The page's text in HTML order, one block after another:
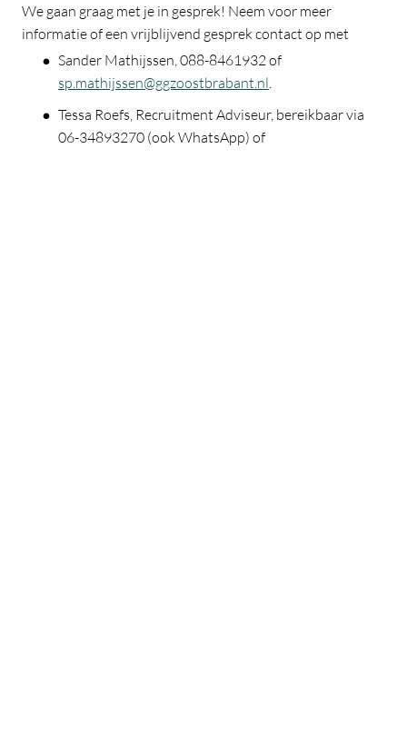
We gaan graag met je in gesprek! Neem voor meer
informatie of een vrijblijvend gesprek contact op met
Sander Mathijssen, 088-8461932 of
sp.mathijssen@ggzoostbrabant.nl
Tessa Roefs, Recruitment Adviseur, bereikbaar via
06-34893270 (ook WhatsApp) of